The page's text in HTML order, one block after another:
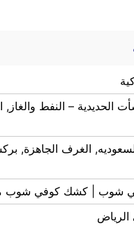
الحديدية – النفط والغاز,
الغرف الجاهزة,
شوب | كشك كوفي شوب
الرياض